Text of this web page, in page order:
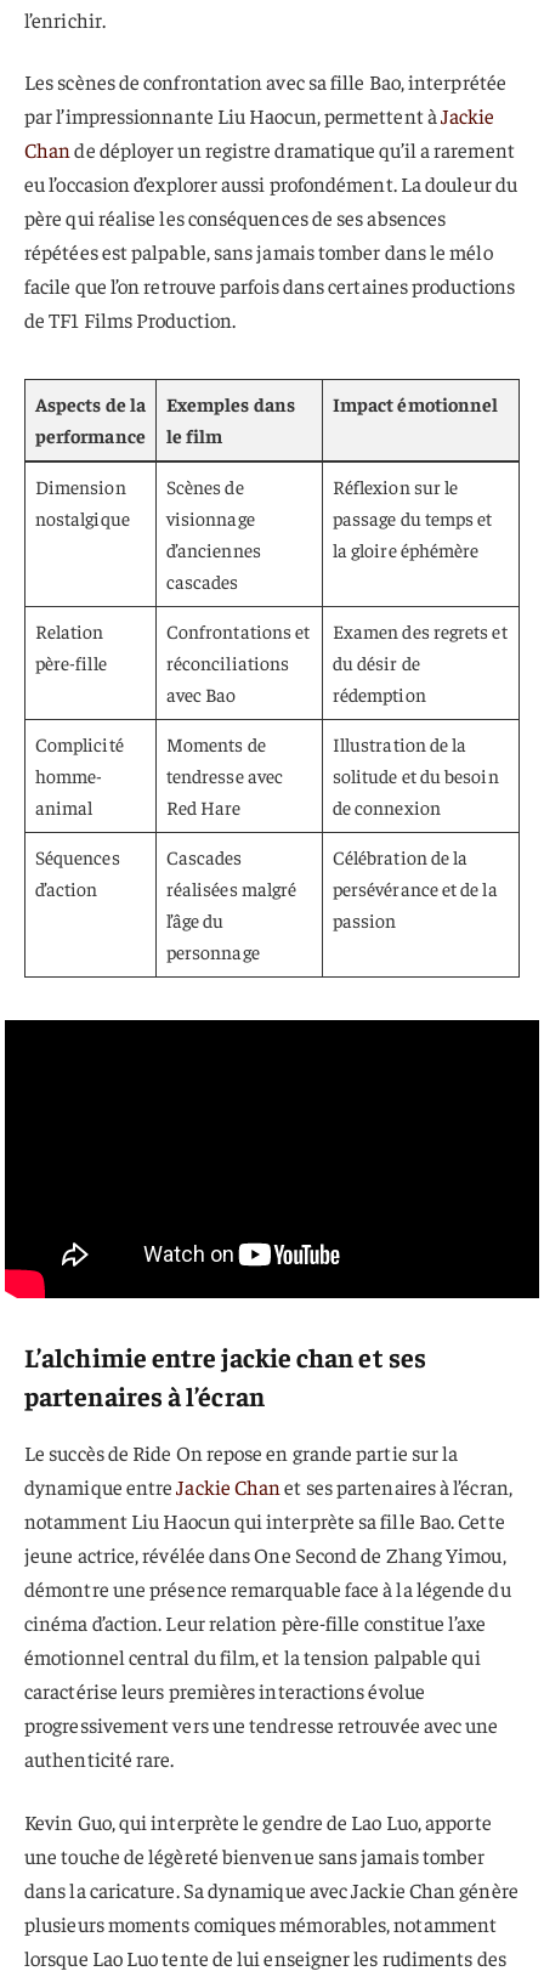
l’enrichir.
Les scènes de confrontation avec sa fille Bao, interprétée
par l’impressionnante Liu Haocun, permettent àJackie
Chande déployer un registre dramatique qu’il a rarement
eu l’occasion d’explorer aussi profondément. La douleur du
père qui réalise les conséquences de ses absences
répétées est palpable, sans jamais tomber dans le mélo
facile que l’on retrouve parfois dans certaines productions
de TF1 Films Production.
Aspects de la
performance
Exemples dans
le film
Impact émotionnel
Dimension
nostalgique
Scènes de
visionnage
d’anciennes
cascades
Réflexion sur le
passage du temps et
la gloire éphémère
Relation
père-fille
Confrontations et
réconciliations
avec Bao
Examen des regrets et
du désir de
rédemption
Complicité
homme-
animal
Moments de
tendresse avec
Red Hare
Illustration de la
solitude et du besoin
de connexion
Séquences
d’action
Cascades
réalisées malgré
l’âge du
personnage
Célébration de la
persévérance et de la
passion
L’alchimie entre jackie chan et ses
partenaires à l’écran
Le succès de Ride On repose en grande partie sur la
dynamique entreJackie Chanet ses partenaires à l’écran,
notamment Liu Haocun qui interprète sa fille Bao. Cette
jeune actrice, révélée dans One Second de Zhang Yimou,
démontre une présence remarquable face à la légende du
cinéma d’action. Leur relation père-fille constitue l’axe
émotionnel central du film, et la tension palpable qui
caractérise leurs premières interactions évolue
progressivement vers une tendresse retrouvée avec une
authenticité rare.
Kevin Guo, qui interprète le gendre de Lao Luo, apporte
une touche de légèreté bienvenue sans jamais tomber
dans la caricature. Sa dynamique avec Jackie Chan génère
plusieurs moments comiques mémorables, notamment
lorsque Lao Luo tente de lui enseigner les rudiments des